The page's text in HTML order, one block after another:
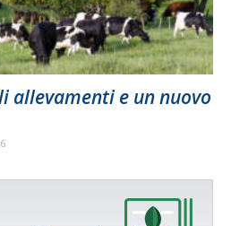
allevamenti e un nuovo